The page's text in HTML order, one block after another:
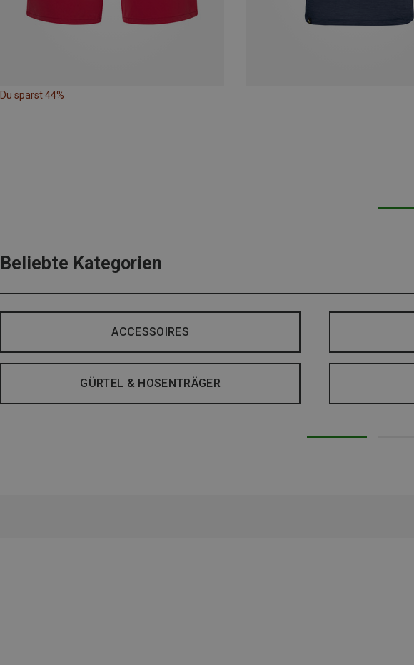
Du sparst 44%
Beliebte Kategorien
ACCESSOIRES
GÜRTEL & HOSENTRÄGER